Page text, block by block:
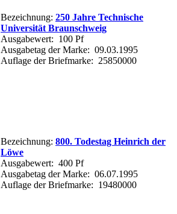
Bezeichnung: 250 Jahre Technische
Universität Braunschweig
Ausgabewert: 100 Pf
Ausgabetag der Marke: 09.03.1995
Auflage der Briefmarke: 25850000
Bezeichnung: 800. Todestag Heinrich der
Löwe
Ausgabewert: 400 Pf
Ausgabetag der Marke: 06.07.1995
Auflage der Briefmarke: 19480000